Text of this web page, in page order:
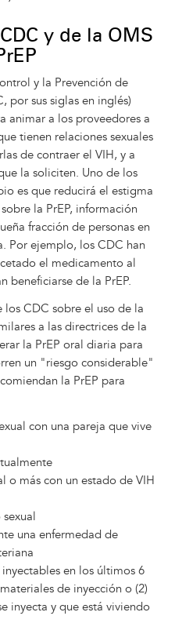
y de la OMS
y la Prevención de
por sus siglas en inglés)
animar a los proveedores a
tienen relaciones sexuales
de contraer el VIH, y a
la soliciten. Uno de los
es que reducirá el estigma
la PrEP, información
fracción de personas en
Por ejemplo, los CDC han
el medicamento al
beneficiarse de la PrEP.
los CDC sobre el uso de la
a las directrices de la
la PrEP oral diaria para
un "riesgo considerable"
la PrEP para
con una pareja que vive
o más con un estado de VIH
una enfermedad de
en los últimos 6
de inyección o (2)
inyecta y que está viviendo